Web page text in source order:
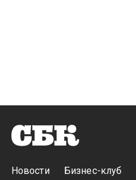
Новости Бизнес-клуб